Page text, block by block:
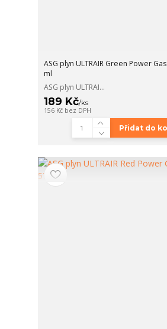
ASG plyn ULTRAIR Green Power
ml
ASG plyn ULTRAI...
189 Kč/ks
156 Kč bez DPH
Přidat do